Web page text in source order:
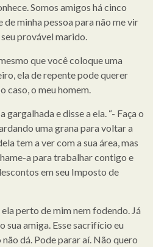
Somos amigos há cinco
minha pessoa para não me vir
provável marido.
que você coloque uma
ela de repente pode querer
caso, o meu homem.
e disse a ela. “- Faça o
uma grana para voltar a
tem a ver com a sua área, mas
a para trabalhar contigo e
em seu Imposto de
perto de mim nem fodendo. Já
sua amiga. Esse sacrifício eu
dá. Pode parar aí. Não quero